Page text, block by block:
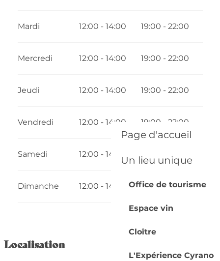
Page d'accueil
Un lieu unique
Office de tourisme
Espace vin
Cloître
L'Expérience Cyrano
2026
Mardi 12:00 - 14:00 19:00 - 22:00
Mercredi 12:00 - 14:00 19:00 - 22:00
Jeudi 12:00 - 14:00 19:00 - 22:00
Vendredi 12:00 - 14:00 19:00 - 22:00
Samedi 12:00 - 14:00 19:00 - 22:00
Dimanche 12:00 - 14:00 19:00 - 22:00
Localisation